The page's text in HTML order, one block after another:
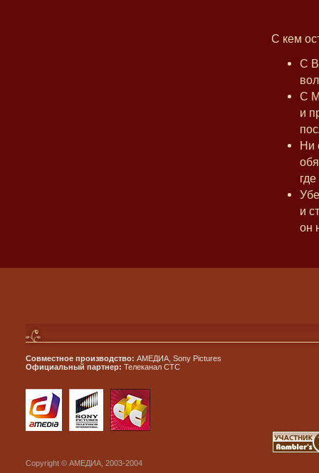
С кем
С
С
и
Ни
и
он
Совместное производство: АМЕДИА, Sony Pictures
Официальный партнер: Телеканал СТС
Copyright © АМЕДИА, 2003-2004